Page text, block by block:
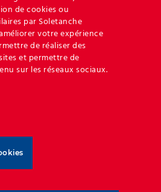
de cookies ou
par Soletanche
votre expérience
de réaliser des
et permettre de
sur les réseaux sociaux.